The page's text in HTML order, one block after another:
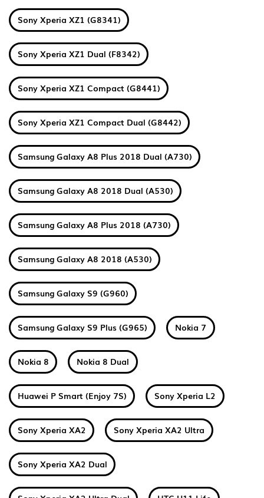
Sony Xperia XZ1 (G8341)
Sony Xperia XZ1 Dual (F8342)
Sony Xperia XZ1 Compact (G8441)
Sony Xperia XZ1 Compact Dual (G8442)
Samsung Galaxy A8 Plus 2018 Dual (A730)
Samsung Galaxy A8 2018 Dual (A530)
Samsung Galaxy A8 Plus 2018 (A730)
Samsung Galaxy A8 2018 (A530)
Samsung Galaxy S9 (G960)
Samsung Galaxy S9 Plus (G965) Nokia 7
Nokia 8 Nokia 8 Dual
Huawei P Smart (Enjoy 7S) Sony Xperia L2
Sony Xperia XA2 Sony Xperia XA2 Ultra
Sony Xperia XA2 Dual